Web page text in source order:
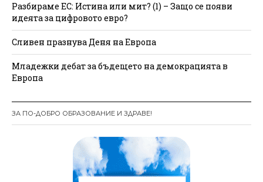
Разбираме ЕС: Истина или мит? (1) – Защо се появи
идеята за цифровото евро?
Сливен празнува Деня на Европа
Младежки дебат за бъдещето на демокрацията в
Европа
ЗА ПО-ДОБРО ОБРАЗОВАНИЕ И ЗДРАВЕ!